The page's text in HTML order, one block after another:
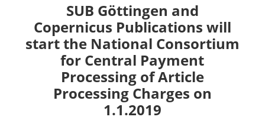
Accueil
Tous les articles
SUB Göttingen and
Copernicus Publications will
start the National Consortium
for Central Payment
Processing of Article
Processing Charges on
1.1.2019